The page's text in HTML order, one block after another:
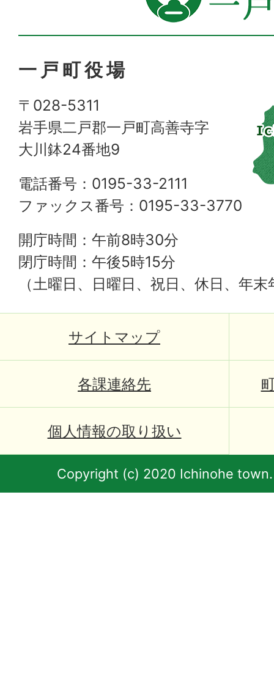
一戸町役場
〒028-5311
岩手県二戸郡一戸町高善寺字
大川鉢24番地9
電話番号：0195-33-2111
ファックス番号：0195-33-3770
開庁時間：午前8時30分
閉庁時間：午後5時15分
（土曜日、日曜日、祝日、休日、年
サイトマップ
各課連絡先
個人情報の取り扱い
Copyright (c) 2020 Ichinohe